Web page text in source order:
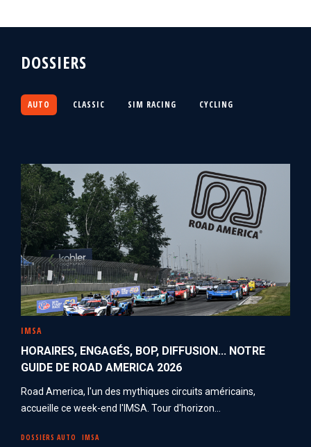
DOSSIERS
AUTO CLASSIC SIM RACING CYCLING
IMSA
HORAIRES, ENGAGÉS, BOP, DIFFUSION... NOTRE
GUIDE DE ROAD AMERICA 2026
Road America, l'un des mythiques circuits américains,
accueille ce week-end l'IMSA. Tour d'horizon...
DOSSIERS AUTO IMSA